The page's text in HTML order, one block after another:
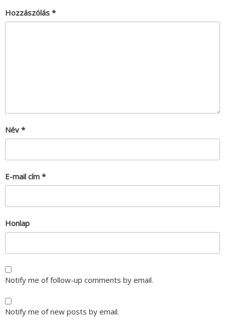
Hozzászólás *
Név *
E-mail cím *
Honlap
Notify me of follow-up comments by email.
Notify me of new posts by email.